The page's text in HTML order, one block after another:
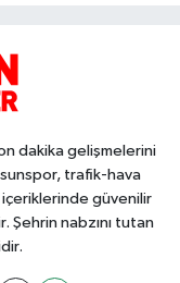
dakika gelişmelerini
trafik-hava
güvenilir
Şehrin nabzını tutan